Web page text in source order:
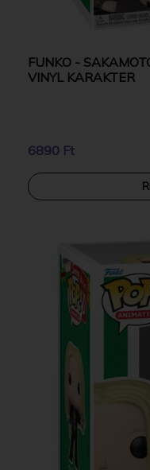
FUNKO -
VINYL KARAKTER
6890 Ft